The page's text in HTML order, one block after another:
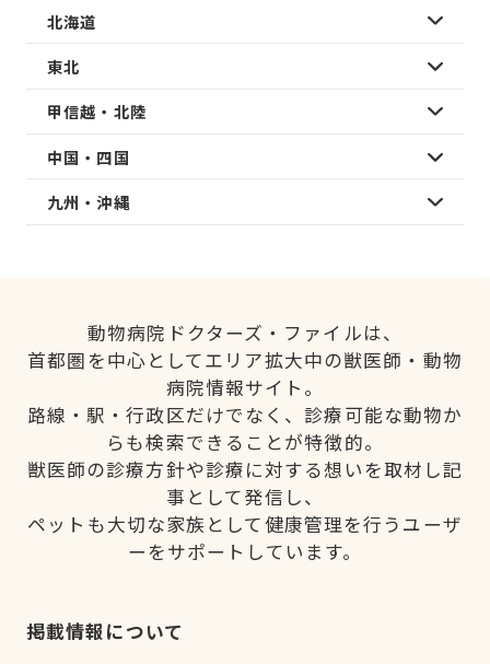
北海道
東北
甲信越・北陸
中国・四国
九州・沖縄
動物病院ドクターズ・ファイルは、
首都圏を中心としてエリア拡大中の獣医師・動物
病院情報サイト。
路線・駅・行政区だけでなく、診療可能な動物か
らも検索できることが特徴的。
獣医師の診療方針や診療に対する想いを取材し記
事として発信し、
ペットも大切な家族として健康管理を行うユーザ
ーをサポートしています。
掲載情報について